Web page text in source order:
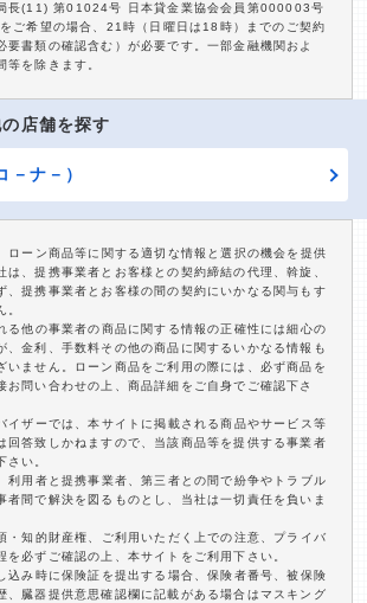
長(11) 第01024号 日本貸金業協会会員第000003号
ご希望の場合、21時（日曜日は18時）までのご契約
要書類の確認含む）が必要です。一部金融機関およ
等を除きます。
店舗を探す
－ナ－）
ローン商品等に関する適切な情報と選択の機会を提供
は、提携事業者とお客様との契約締結の代理、斡旋、
、提携事業者とお客様の間の契約にいかなる関与もす
。
る他の事業者の商品に関する情報の正確性には細心の
、金利、手数料その他の商品に関するいかなる情報も
いません。ローン商品をご利用の際には、必ず商品を
お問い合わせの上、商品詳細をご自身でご確認下さ
イザーでは、本サイトに掲載される商品やサービス等
回答致しかねますので、当該商品等を提供する事業者
さい。
利用者と提携事業者、第三者との間で紛争やトラブル
者間で解決を図るものとし、当社は一切責任を負いま
・知的財産権、ご利用いただく上での注意、プライバ
を必ずご確認の上、本サイトをご利用下さい。
込み時に保険証を提出する場合、保険者番号、被保険
、臓器提供意思確認欄に記載がある場合はマスキング